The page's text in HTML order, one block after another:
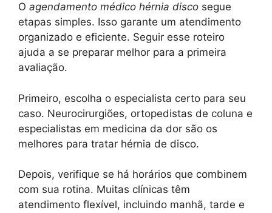
O agendamento médico hérnia disco segue
etapas simples. Isso garante um atendimento
organizado e eficiente. Seguir esse roteiro
ajuda a se preparar melhor para a primeira
avaliação.
Primeiro, escolha o especialista certo para seu
caso. Neurocirurgiões, ortopedistas de coluna e
especialistas em medicina da dor são os
melhores para tratar hérnia de disco.
Depois, verifique se há horários que combinem
com sua rotina. Muitas clínicas têm
atendimento flexível, incluindo manhã, tarde e